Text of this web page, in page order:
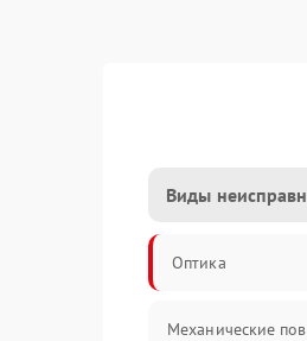
Виды
Оптика
Механические